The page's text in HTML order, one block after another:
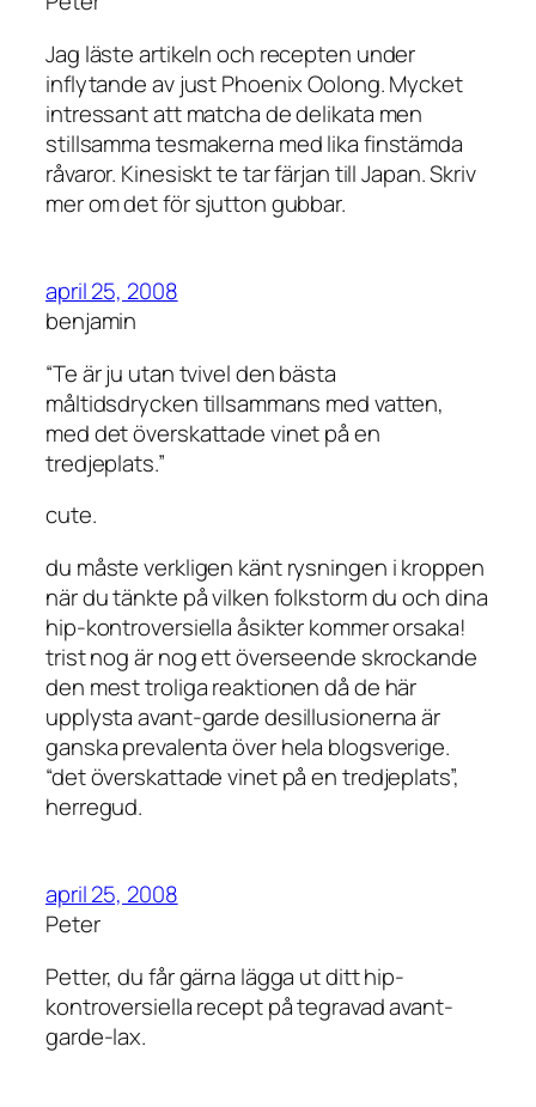
Jag läste artikeln och recepten under
inflytande av just Phoenix Oolong. Mycket
intressant att matcha de delikata men
stillsamma tesmakerna med lika finstämda
råvaror. Kinesiskt te tar färjan till Japan. Skriv
mer om det för sjutton gubbar.
april 25, 2008
benjamin
“Te är ju utan tvivel den bästa
måltidsdrycken tillsammans med vatten,
med det överskattade vinet på en
tredjeplats.”
cute.
du måste verkligen känt rysningen i kroppen
när du tänkte på vilken folkstorm du och dina
hip-kontroversiella åsikter kommer orsaka!
trist nog är nog ett överseende skrockande
den mest troliga reaktionen då de här
upplysta avant-garde desillusionerna är
ganska prevalenta över hela blogsverige.
“det överskattade vinet på en tredjeplats”,
herregud.
april 25, 2008
Peter
Petter, du får gärna lägga ut ditt hip-
kontroversiella recept på tegravad avant-
garde-lax.